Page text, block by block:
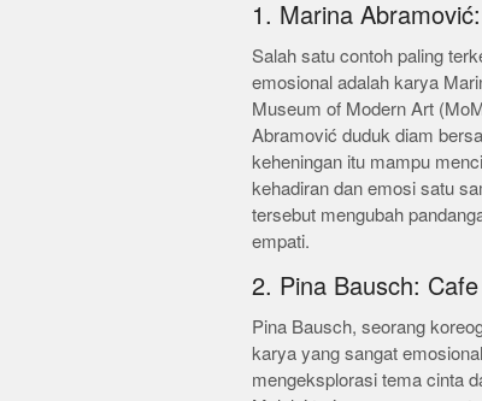
1. Marina
Salah satu contoh paling
emosional adalah karya
Museum of Modern Art
Abramović duduk diam
keheningan itu mampu
kehadiran dan emosi satu
tersebut mengubah
empati.
2. Pina Bausch:
Pina Bausch, seorang
karya yang sangat
mengeksplorasi tema cinta